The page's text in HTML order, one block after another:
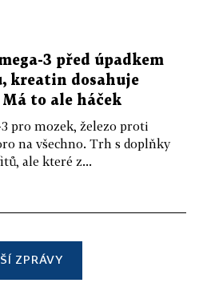
3 před úpadkem
kreatin dosahuje
to ale háček
pro mozek, železo proti
na všechno. Trh s doplňky
ale které z...
ZPRÁVY